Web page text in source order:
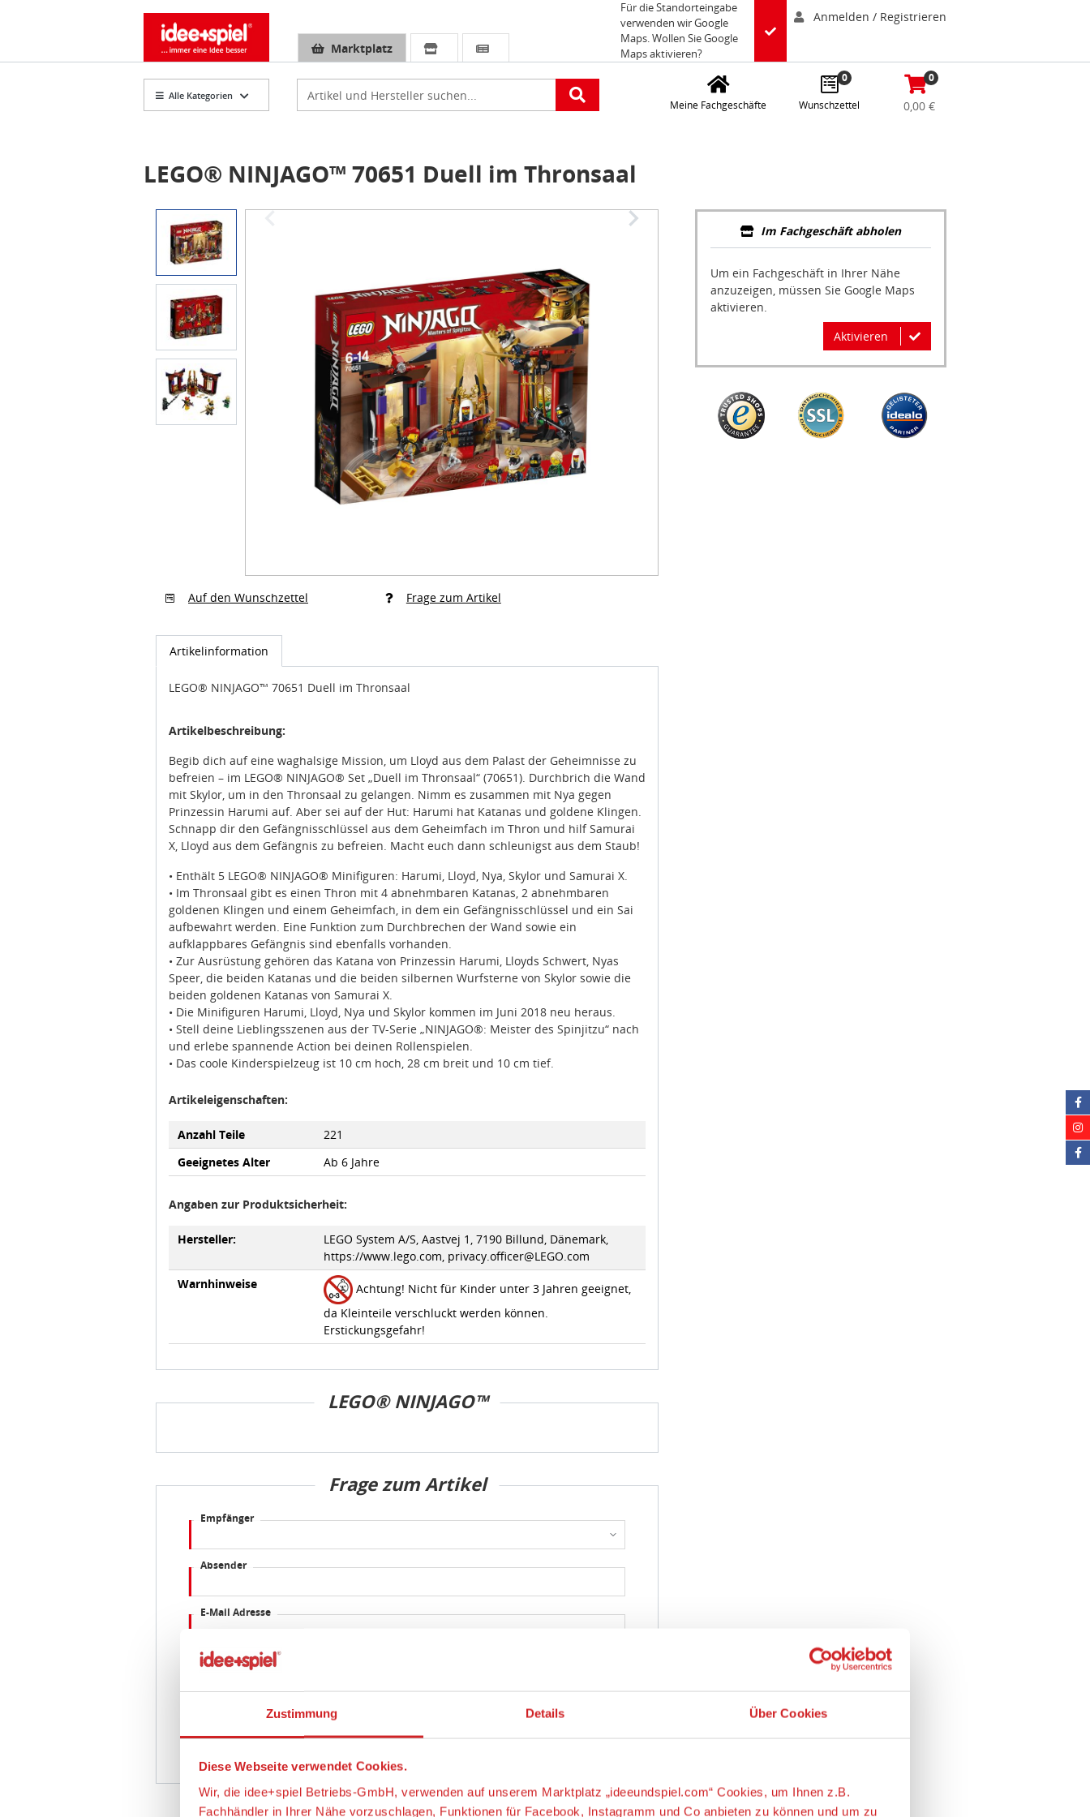
Zustimmung Details Über Cookies
Diese Webseite verwendet Cookies.
Wir, die idee+spiel Betriebs-GmbH, verwenden auf unserem Marktplatz „ideeundspiel.com“ Cookies, um Ihnen z.B.
Fachhändler in Ihrer Nähe vorzuschlagen, Funktionen für Facebook, Instagramm und Co anbieten zu können und um zu
Marktplatz
Für die Standorteingabe
verwenden wir Google
Maps. Wollen Sie Google
Maps aktivieren?
Anmelden / Registrieren
Alle Kategorien
Meine Fachgeschäfte
0
Wunschzettel
0
0,00 €
LEGO® NINJAGO™ 70651 Duell im Thronsaal
Auf den Wunschzettel Frage zum Artikel
Artikelinformation
LEGO® NINJAGO™ 70651 Duell im Thronsaal
Artikelbeschreibung:
Begib dich auf eine waghalsige Mission, um Lloyd aus dem Palast der Geheimnisse zu
befreien – im LEGO® NINJAGO® Set „Duell im Thronsaal“ (70651). Durchbrich die Wand
mit Skylor, um in den Thronsaal zu gelangen. Nimm es zusammen mit Nya gegen
Prinzessin Harumi auf. Aber sei auf der Hut: Harumi hat Katanas und goldene Klingen.
Schnapp dir den Gefängnisschlüssel aus dem Geheimfach im Thron und hilf Samurai
X, Lloyd aus dem Gefängnis zu befreien. Macht euch dann schleunigst aus dem Staub!
• Enthält 5 LEGO® NINJAGO® Minifiguren: Harumi, Lloyd, Nya, Skylor und Samurai X.
• Im Thronsaal gibt es einen Thron mit 4 abnehmbaren Katanas, 2 abnehmbaren
goldenen Klingen und einem Geheimfach, in dem ein Gefängnisschlüssel und ein Sai
aufbewahrt werden. Eine Funktion zum Durchbrechen der Wand sowie ein
aufklappbares Gefängnis sind ebenfalls vorhanden.
• Zur Ausrüstung gehören das Katana von Prinzessin Harumi, Lloyds Schwert, Nyas
Speer, die beiden Katanas und die beiden silbernen Wurfsterne von Skylor sowie die
beiden goldenen Katanas von Samurai X.
• Die Minifiguren Harumi, Lloyd, Nya und Skylor kommen im Juni 2018 neu heraus.
• Stell deine Lieblingsszenen aus der TV-Serie „NINJAGO®: Meister des Spinjitzu“ nach
und erlebe spannende Action bei deinen Rollenspielen.
• Das coole Kinderspielzeug ist 10 cm hoch, 28 cm breit und 10 cm tief.
Artikeleigenschaften:
Anzahl Teile
221
Geeignetes Alter
Ab 6 Jahre
Angaben zur Produktsicherheit:
Hersteller:
LEGO System A/S, Aastvej 1, 7190 Billund, Dänemark,
https://www.lego.com, privacy.officer@LEGO.com
Warnhinweise
Achtung! Nicht für Kinder unter 3 Jahren geeignet,
da Kleinteile verschluckt werden können.
Erstickungsgefahr!
LEGO® NINJAGO™
Frage zum Artikel
Empfänger
Absender
E-Mail Adresse
Frage
Abschicken
Im Fachgeschäft abholen
Um ein Fachgeschäft in Ihrer Nähe
anzuzeigen, müssen Sie Google Maps
aktivieren.
Aktivieren